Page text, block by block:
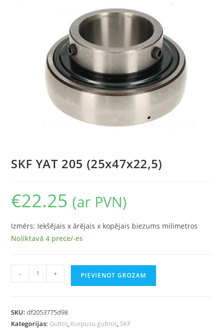
SKF YAT 205 (25x47x22,5)
€22.25 (ar PVN)
Izmērs: Iekšējais x ārējais x kopējais biezums milimetros
Noliktavā 4 prece/-es
- + PIEVIENOT GROZAM
SKU:df2053775d98
Kategorijas: Gultņi, Korpusu gultnis, SKF